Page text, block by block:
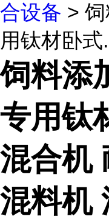
合设备 >
用钛材卧式
饲料添
专用钛
混合机
混料机